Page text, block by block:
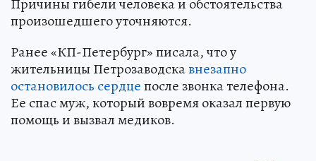
произошедшего уточняются.
Ранее «КП-Петербург» писала, что у
жительницы Петрозаводскавнезапно
остановилось сердцепосле звонка телефона.
Ее спас муж, который вовремя оказал первую
помощь и вызвал медиков.